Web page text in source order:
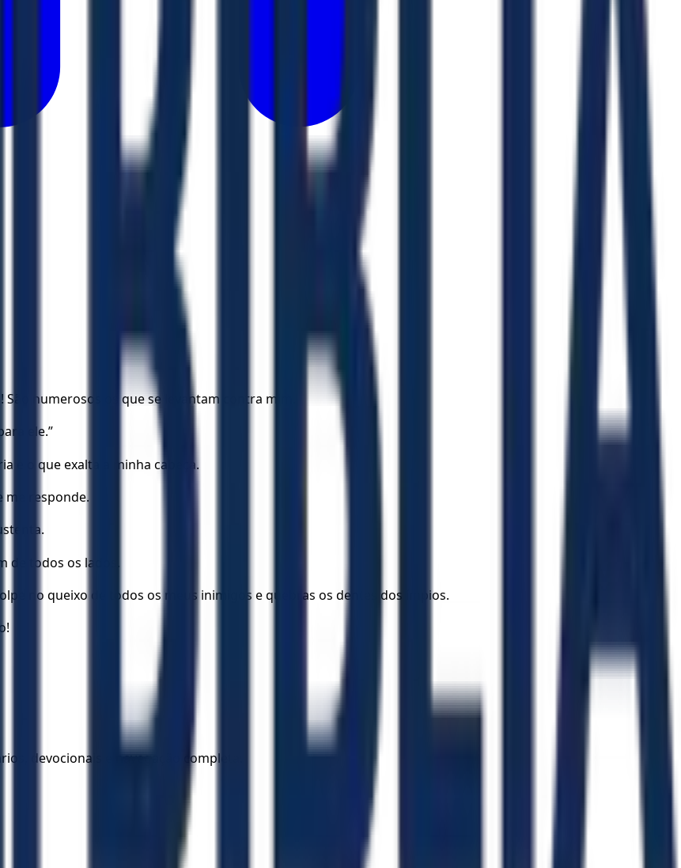
numerosos os que se levantam contra mim.
ele.”
e o que exalta a minha cabeça.
me responde.
de todos os lados.
no queixo de todos os meus inimigos e quebras os dentes dos ímpios.
devocionais e navegação completa.